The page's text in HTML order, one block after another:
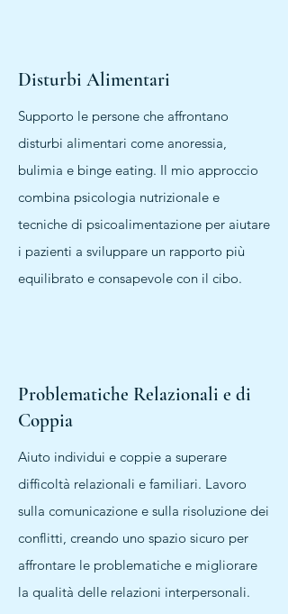
Disturbi Alimentari
Supporto le persone che affrontano
disturbi alimentari come anoressia,
bulimia e binge eating. Il mio approccio
combina psicologia nutrizionale e
tecniche di psicoalimentazione per aiutare
i pazienti a sviluppare un rapporto più
equilibrato e consapevole con il cibo.
Problematiche Relazionali e di
Coppia
Aiuto individui e coppie a superare
difficoltà relazionali e familiari. Lavoro
sulla comunicazione e sulla risoluzione dei
conflitti, creando uno spazio sicuro per
affrontare le problematiche e migliorare
la qualità delle relazioni interpersonali.